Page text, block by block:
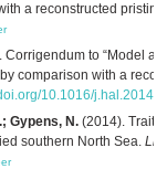
a reconstructed
Corrigendum to “Model
comparison with a
10.1016/
Gypens, N. (2014). Trait-
southern North Sea.